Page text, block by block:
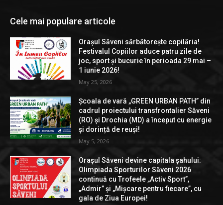
Cele mai populare articole
Orașul Săveni sărbătorește copilăria!
Festivalul Copiilor aduce patru zile de
joc, sport și bucurie în perioada 29 mai –
1 iunie 2026!
May 25, 2026
Școala de vară „GREEN URBAN PATH” din
cadrul proiectului transfrontalier Săveni
(RO) și Drochia (MD) a început cu energie
și dorință de reuși!
May 5, 2026
Orașul Săveni devine capitala șahului:
Olimpiada Sporturilor Săveni 2026
continuă cu Trofeele „Activ Sport”,
„Admir” și „Mișcare pentru fiecare”, cu
gala de Ziua Europei!